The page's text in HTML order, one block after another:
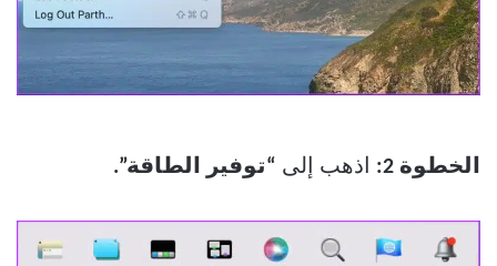
الخطوة 2: اذهب إلى “توفير الطاقة”.